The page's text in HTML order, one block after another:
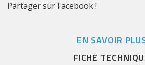
Partager sur Facebook !
EN SAVOIR PLUS
FICHE